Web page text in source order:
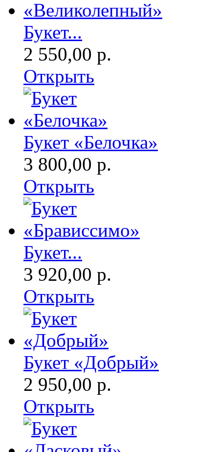
Букет...
2 550,00 р.
Открыть
Букет «Белочка»
3 800,00 р.
Открыть
Букет...
3 920,00 р.
Открыть
Букет «Добрый»
2 950,00 р.
Открыть